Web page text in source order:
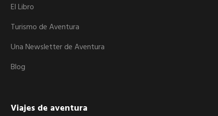
El Libro
Turismo de Aventura
Una Newsletter de Aventura
Blog
Viajes de aventura